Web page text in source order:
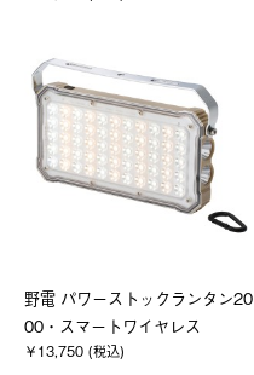
野電 パワーストックランタン20
00・スマートワイヤレス
￥13,750 (税込)